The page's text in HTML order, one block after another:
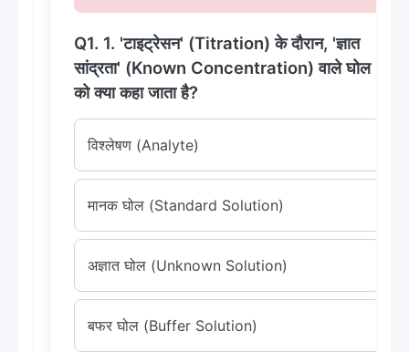
Q1. 1. 'टाइट्रेसन' (Titration) के दौरान, 'ज्ञात
सांद्रता' (Known Concentration) वाले घोल
को क्या कहा जाता है?
विश्लेषण (Analyte)
मानक घोल (Standard Solution)
अज्ञात घोल (Unknown Solution)
बफर घोल (Buffer Solution)